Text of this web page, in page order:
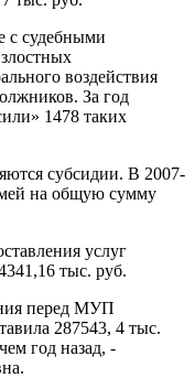
с судебными
воздействия
За год
1478 таких
субсидии. В 2007-
на общую сумму
услуг
тыс. руб.
перед МУП
287543, 4 тыс.
год назад, -